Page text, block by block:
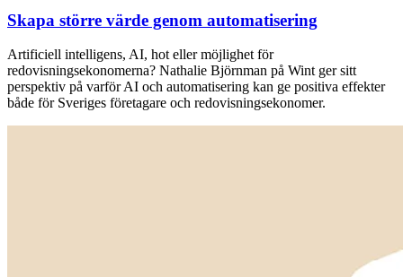
Skapa större värde genom automatisering
Artificiell intelligens, AI, hot eller möjlighet för
redovisningsekonomerna? Nathalie Björnman på Wint ger sitt
perspektiv på varför AI och automatisering kan ge positiva effekter
både för Sveriges företagare och redovisningsekonomer.